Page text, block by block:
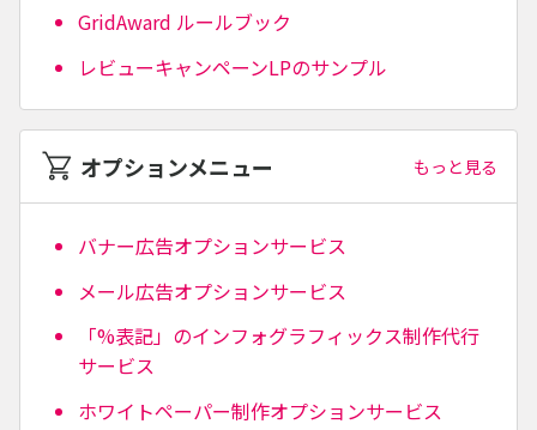
GridAward ルールブック
レビューキャンペーンLPのサンプル
オプションメニュー もっと見る
バナー広告オプションサービス
メール広告オプションサービス
「%表記」のインフォグラフィックス制作代行
サービス
ホワイトペーパー制作オプションサービス